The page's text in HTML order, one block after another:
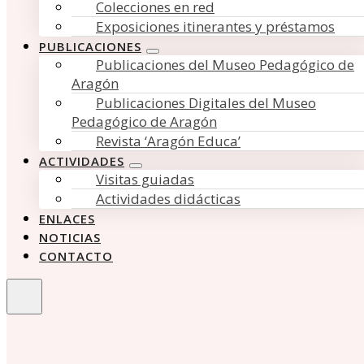
Colecciones en red
Exposiciones itinerantes y préstamos
PUBLICACIONES
Publicaciones del Museo Pedagógico de
Aragón
Publicaciones Digitales del Museo
Pedagógico de Aragón
Revista ‘Aragón Educa’
ACTIVIDADES
Visitas guiadas
Actividades didácticas
ENLACES
NOTICIAS
CONTACTO